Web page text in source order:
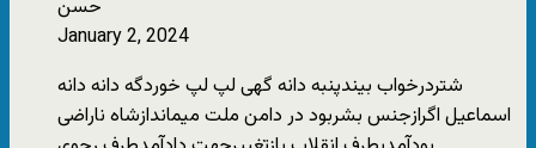
حسن
January 2, 2024
شتردرخواب بیندپنبه دانه گهی لپ لپ خوردگه دانه دانه
اسماعیل اگرازجنس بشربود در دامن ملت میماندازشاه ناراضی